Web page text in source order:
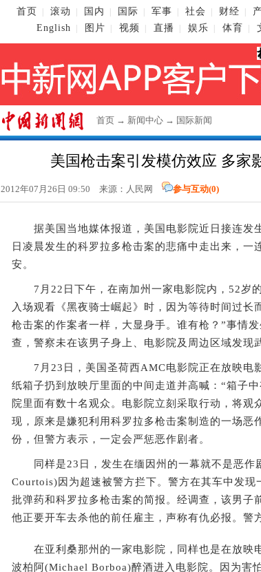
首页 滚动 国内 国际 军事 社会 财经
English
图片 视频 直播 娱乐 体育
首页 → 新闻中心 → 国际新闻
美国枪击案引发模仿效应 多家
2012年07月26日 09:50 来源：人民网 参与互动(0)
据美国当地媒体报道，美国电影院近日接连发
日凌晨发生的科罗拉多枪击案的悲痛中走出来，一
安。
7月22日下午，在南加州一家电影院内，52岁
入场观看《黑夜骑士崛起》时，因为等待时间过长
枪击案的作案者一样，大显身手。谁有枪？”事情
查，警察未在该男子身上、电影院及周边区域发现
7月23日，美国圣荷西AMC电影院正在放映电
纸箱子扔到放映厅里面的中间走道并高喊：“箱子
院里面有数十名观众。电影院立刻采取行动，将观
现，原来是嫌犯利用科罗拉多枪击案制造的一场恶
份，但警方表示，一定会严惩恶作剧者。
同样是23日，发生在缅因州的一幕就不是恶作
Courtois)因为超速被警方拦下。警方在其车中发
批弹药和科罗拉多枪击案的简报。经调查，该男子
他正要开车去杀他的前任雇主，声称有仇必报。警
在亚利桑那州的一家电影院，同样也是在放映
波柏阿(Michael Borboa)醉酒进入电影院。因为害